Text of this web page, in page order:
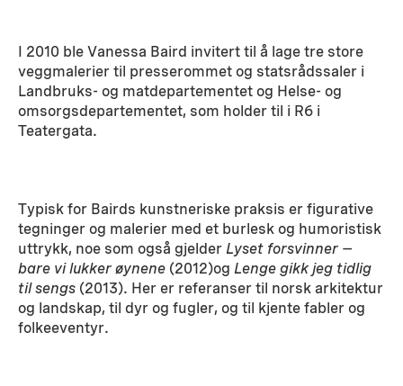
I 2010 ble Vanessa Baird invitert til å lage tre store
veggmalerier til presserommet og statsrådssaler i
Landbruks- og matdepartementet og Helse- og
omsorgsdepartementet, som holder til i R6 i
Teatergata.
Typisk for Bairds kunstneriske praksis er figurative
tegninger og malerier med et burlesk og humoristisk
uttrykk, noe som også gjelderLyset forsvinner –
bare vi lukker øynene (2012)ogLenge gikk jeg tidlig
til sengs (2013). Her er referanser til norsk arkitektur
og landskap, til dyr og fugler, og til kjente fabler og
folkeeventyr.